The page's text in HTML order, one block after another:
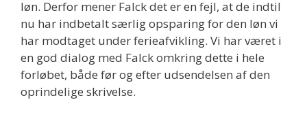
løn. Derfor mener Falck det er en fejl, at de indtil
nu har indbetalt særlig opsparing for den løn vi
har modtaget under ferieafvikling. Vi har været i
en god dialog med Falck omkring dette i hele
forløbet, både før og efter udsendelsen af den
oprindelige skrivelse.